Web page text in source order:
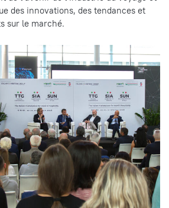
des innovations, des tendances et
sur le marché.